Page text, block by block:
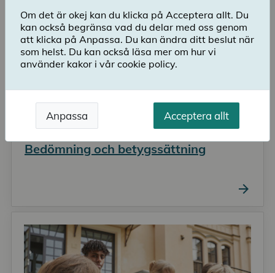
Bedömning och betygssättning
arrow_forward
Om det är okej kan du klicka på Acceptera allt. Du
kan också begränsa vad du delar med oss genom
att klicka på Anpassa. Du kan ändra ditt beslut när
som helst. Du kan också läsa mer om hur vi
använder kakor i vår cookie policy.
Anpassa Acceptera allt